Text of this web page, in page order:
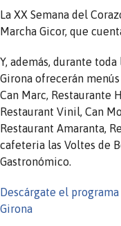
La XX Semana del
Marcha Gicor, que
Y, además, durante
Girona ofrecerán
Can Marc, Restaurante
Restaurant Vinil, Can
Restaurant Amaranta,
cafeteria las Voltes de
Gastronómico.
Descárgate el
Girona